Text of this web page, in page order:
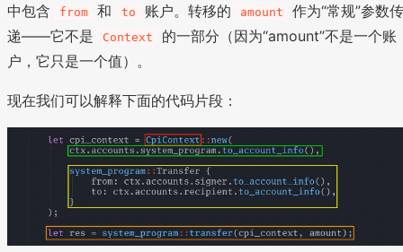
中包含
from 和 to 账户。转移的 amount
作为“常规”参数
递——它不是
Context
的一部分（因为“amount”不是一个账
户，它只是一个值）。
现在我们可以解释下面的代码片段：